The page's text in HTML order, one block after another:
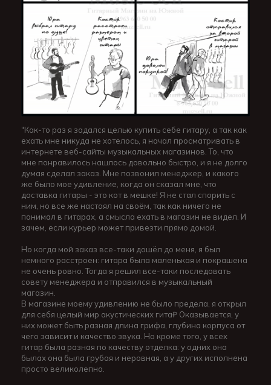
"Как-то раз я задался целью купить себе гитару, а так как
ехать мне никуда не хотелось, я начал просматривать в
интернете веб-сайты музыкальных магазинов. То, что
мне понравилось нашлось довольно быстро, и я не долго
думая сделал заказ. Мне позвонил менеджер, и какого
же было мое удивление, когда он сказал мне, что
доставка гитары - это кот в мешке! Я не стал спорить с
ним, но все же настоял на своём, так как ничего не
понимал в гитарах, а смысла ехать в магазин не видел. И
зачем, если курьер может привезти прямо домой.
Но когда мой заказ все-таки дошёл до меня, я был
немного расстроен: гитара была маленькая и покрашена
не очень ровно. Тогда я решил все-таки последовать
совету менеджера и отправился в музыкальный
магазин.
В магазине моему удивлению не было предела, я открыл
для себя целый мир акустических гита₽ Оказывается, у
них может быть разная длина грифа, глубина корпуса от
чего зависит и качество звука. Но кроме того, у всех
гитар была разная по качеству отделка: у одних она
былах она была грубая и неровная, а у других исполнена
просто великолепно.